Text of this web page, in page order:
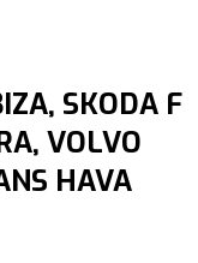
SKODA F
VOLVO
HAVA